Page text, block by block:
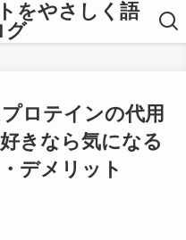
をやさしく語
グ
ロテインの代用
きなら気になる
デメリット